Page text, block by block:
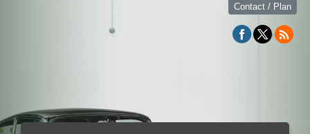
Contact / Plan